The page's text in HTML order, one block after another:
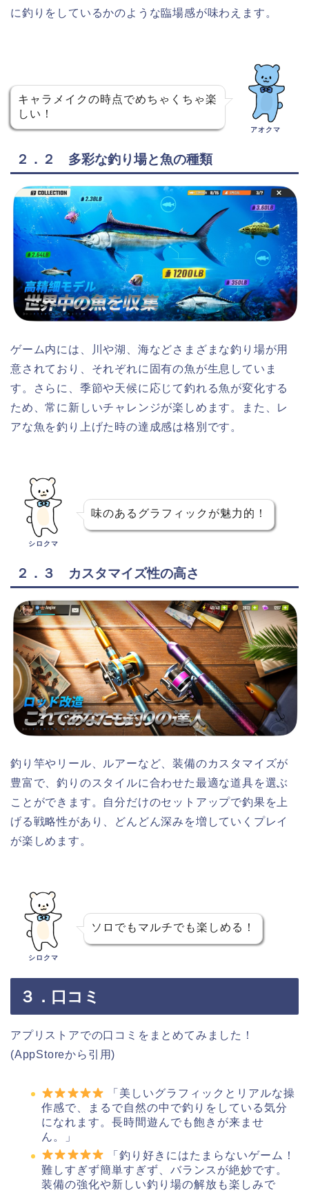
に釣りをしているかのような臨場感が味わえます。
キャラメイクの時点でめちゃくちゃ楽
しい！
アオクマ
２．２ 多彩な釣り場と魚の種類
ゲーム内には、川や湖、海などさまざまな釣り場が用
意されており、それぞれに固有の魚が生息していま
す。さらに、季節や天候に応じて釣れる魚が変化する
ため、常に新しいチャレンジが楽しめます。また、レ
アな魚を釣り上げた時の達成感は格別です。
シロクマ
味のあるグラフィックが魅力的！
２．３ カスタマイズ性の高さ
釣り竿やリール、ルアーなど、装備のカスタマイズが
豊富で、釣りのスタイルに合わせた最適な道具を選ぶ
ことができます。自分だけのセットアップで釣果を上
げる戦略性があり、どんどん深みを増していくプレイ
が楽しめます。
シロクマ
ソロでもマルチでも楽しめる！
３．口コミ
アプリストアでの口コミをまとめてみました！
(AppStoreから引用)
「美しいグラフィックとリアルな操
作感で、まるで自然の中で釣りをしている気分
になれます。長時間遊んでも飽きが来ませ
ん。」
「釣り好きにはたまらないゲーム！
難しすぎず簡単すぎず、バランスが絶妙です。
装備の強化や新しい釣り場の解放も楽しみで